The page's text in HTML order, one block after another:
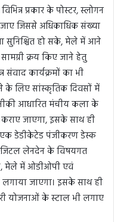
प्रकार के पोस्टर, स्लोगन
जिससे अधिकाधिक संख्या
सुनिश्चित हो सके, मेले में आने
क्रय किए जाने हेतु
संवाद कार्यक्रमों का भी
के लिए सांस्कृतिक दिवसों में
आधारित मंचीय कला के
जाएगा, इसके साथ ही
के एक डेडीकेटेड पंजीकरण डेस्क
लेनदेन के विषयगत
मेले में ओडीओपी एवं
जाएगा। इसके साथ ही
योजनाओं के स्टाल भी लगाए